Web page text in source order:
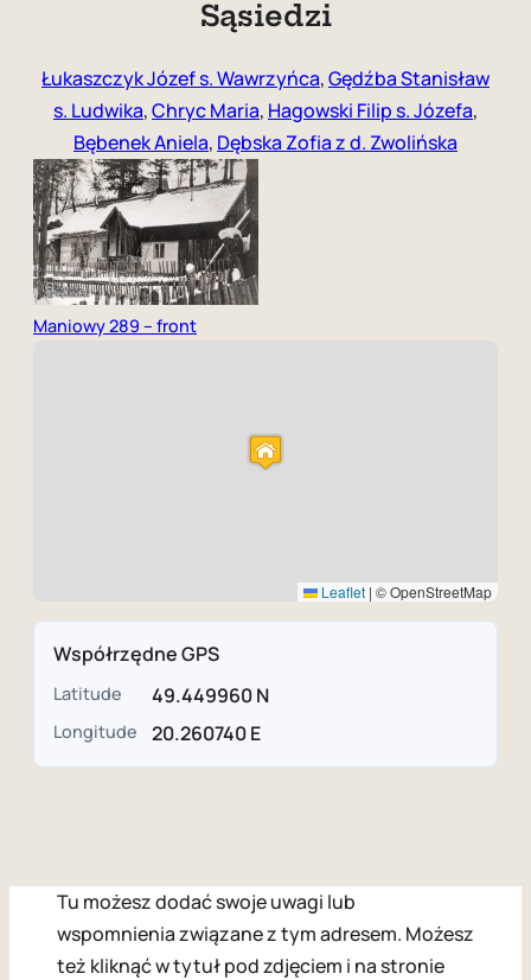
Sąsiedzi
Łukaszczyk Józef s. Wawrzyńca,Gędźba Stanisław
s. Ludwika,Chryc Maria, Hagowski Filip s. Józefa,
Bębenek Aniela, Dębska Zofia z d. Zwolińska
Maniowy 289 – front
Leaflet | © OpenStreetMap
Współrzędne GPS
Latitude 49.449960 N
Longitude 20.260740 E
Tu możesz dodać swoje uwagi lub
wspomnienia związane z tym adresem. Możesz
też kliknąć w tytuł pod zdjęciem i na stronie